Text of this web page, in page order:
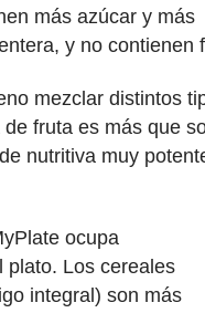
más azúcar y más
y no contienen
mezclar distintos
fruta es más que
nutritiva muy
ocupa
plato. Los cereales
integral) son más